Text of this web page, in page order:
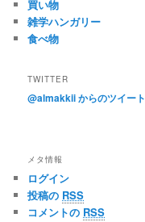
買い物
雑学ハンガリー
食べ物
TWITTER
@almakkii からのツイート
メタ情報
ログイン
投稿の RSS
コメントの RSS